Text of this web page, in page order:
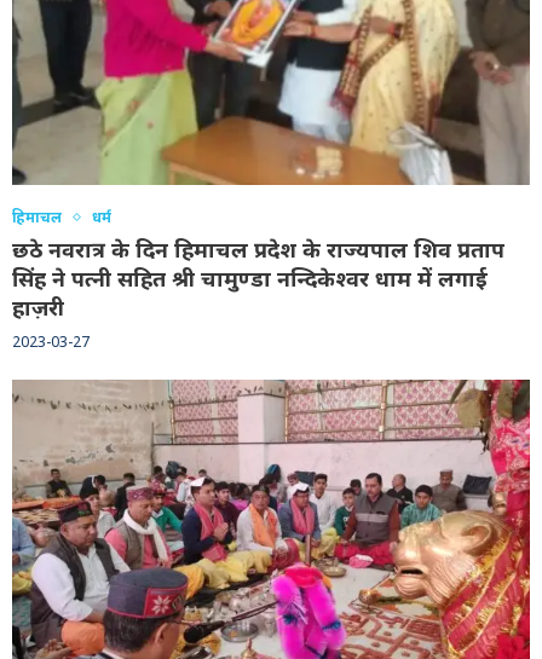
हिमाचल धर्म
छठे नवरात्र के दिन हिमाचल प्रदेश के राज्यपाल शिव प्रताप
सिंह ने पत्नी सहित श्री चामुण्डा नन्दिकेश्वर धाम में लगाई
हाज़री
2023-03-27